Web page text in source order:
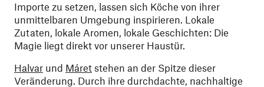
Importe zu setzen, lassen sich Köche von ihrer
unmittelbaren Umgebung inspirieren. Lokale
Zutaten, lokale Aromen, lokale Geschichten: Die
Magie liegt direkt vor unserer Haustür.
Halvar und Máret stehen an der Spitze dieser
Veränderung. Durch ihre durchdachte, nachhaltige